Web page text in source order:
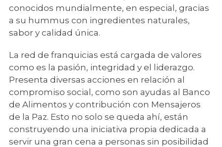
conocidos mundialmente, en especial, gracias
a su hummus con ingredientes naturales,
sabor y calidad única.
La red de franquicias está cargada de valores
como es la pasión, integridad y el liderazgo.
Presenta diversas acciones en relación al
compromiso social, como son ayudas al Banco
de Alimentos y contribución con Mensajeros
de la Paz. Esto no solo se queda ahí, están
construyendo una iniciativa propia dedicada a
servir una gran cena a personas sin posibilidad